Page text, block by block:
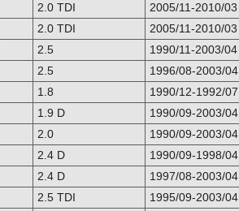
2.0 TDI 2005/11-2010/03
2.0 TDI 2005/11-2010/03
2.5
1990/11-2003/04
2.5
1996/08-2003/04
1.8 1990/12-1992/07
1.9 D 1990/09-2003/04
2.0
1990/09-2003/04
2.4 D 1990/09-1998/04
2.4 D
1997/08-2003/04
2.5 TDI 1995/09-2003/04